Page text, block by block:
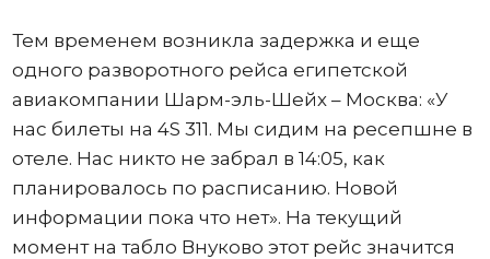
Тем временем возникла задержка и еще
одного разворотного рейса египетской
авиакомпании Шарм-эль-Шейх – Москва: «У
нас билеты на 4S 311. Мы сидим на ресепшне в
отеле. Нас никто не забрал в 14:05, как
планировалось по расписанию. Новой
информации пока что нет». На текущий
момент на табло Внуково этот рейс значится